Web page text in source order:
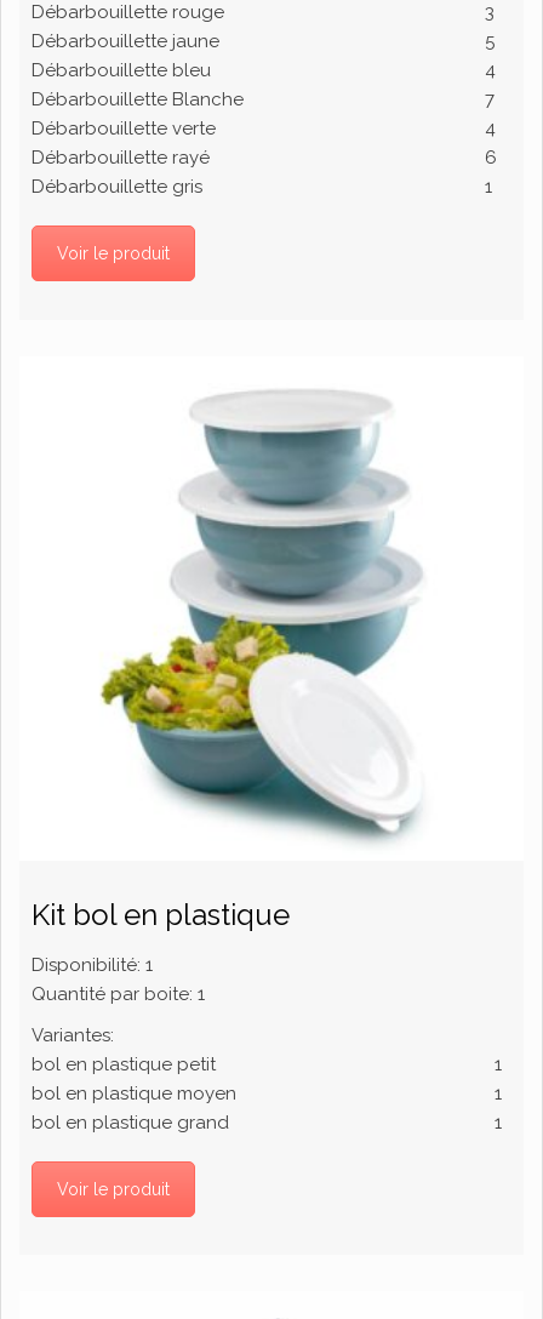
Débarbouillette rouge
3
Débarbouillette jaune
5
Débarbouillette bleu
4
Débarbouillette Blanche
7
Débarbouillette verte
4
Débarbouillette rayé
6
Débarbouillette gris
1
Voir le produit
Kit bol en plastique
Disponibilité: 1
Quantité par boite: 1
Variantes:
bol en plastique petit
1
bol en plastique moyen
1
bol en plastique grand
1
Voir le produit